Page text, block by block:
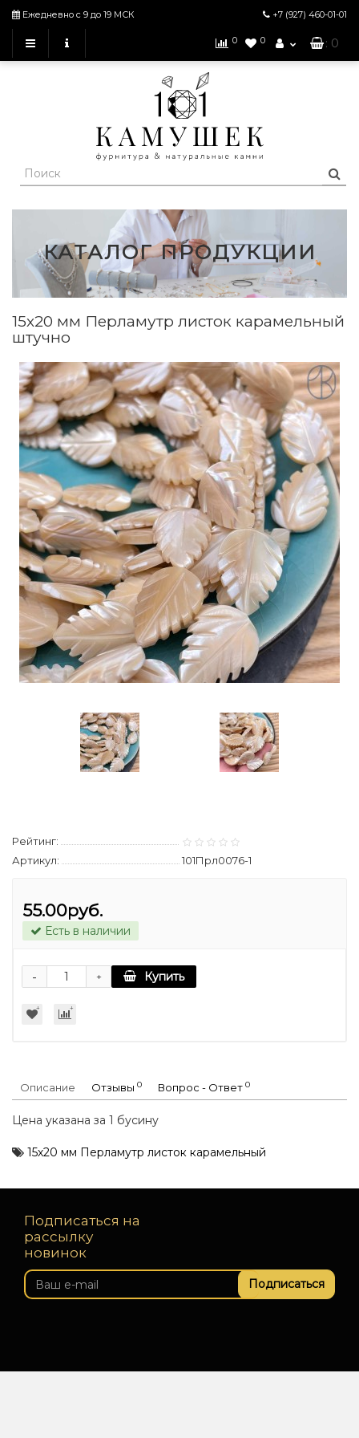
Ежедневно с 9 до 19 МСК +7 (927) 460-01-01
0 0 : 0
КАТАЛОГ ПРОДУКЦИИ
15х20 мм Перламутр листок карамельный
штучно
Рейтинг:
Артикул:
101Прл0076-1
55.00руб.
Есть в наличии
+
- Купить
Описание Отзывы 0 Вопрос - Ответ 0
Цена указана за 1 бусину
15х20 мм Перламутр листок карамельный
Подписаться на
рассылку
новинок
Подписаться